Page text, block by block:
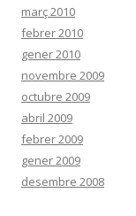
març 2010
febrer 2010
gener 2010
novembre 2009
octubre 2009
abril 2009
febrer 2009
gener 2009
desembre 2008